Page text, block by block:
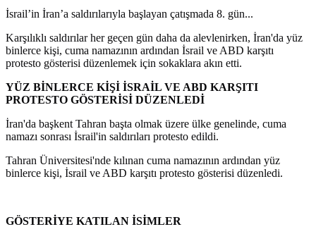
İsrail’in İran’a saldırılarıyla başlayan çatışmada 8. gün...
Karşılıklı saldırılar her geçen gün daha da alevlenirken, İran'da yüz
binlerce kişi, cuma namazının ardından İsrail ve ABD karşıtı
protesto gösterisi düzenlemek için sokaklara akın etti.
YÜZ BİNLERCE KİŞİ İSRAİL VE ABD KARŞITI
PROTESTO GÖSTERİSİ DÜZENLEDİ
İran'da başkent Tahran başta olmak üzere ülke genelinde, cuma
namazı sonrası İsrail'in saldırıları protesto edildi.
Tahran Üniversitesi'nde kılınan cuma namazının ardından yüz
binlerce kişi, İsrail ve ABD karşıtı protesto gösterisi düzenledi.
GÖSTERİYE KATILAN İSİMLER